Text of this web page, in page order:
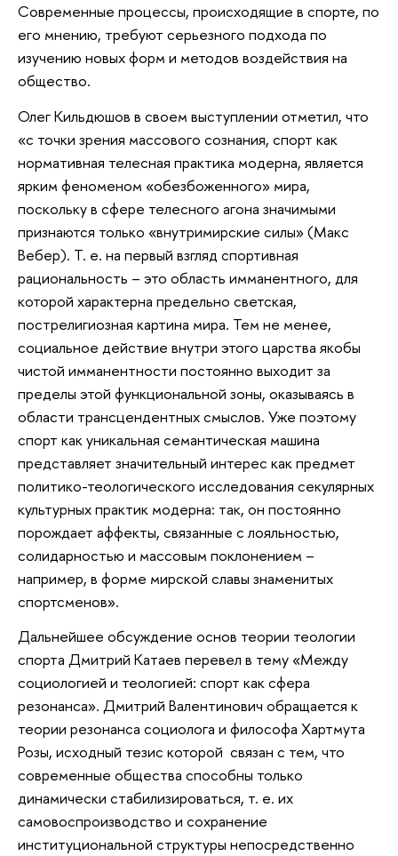
Современные процессы, происходящие в спорте, по
его мнению, требуют серьезного подхода по
изучению новых форм и методов воздействия на
общество.
Олег Кильдюшов в своем выступлении отметил, что
«с точки зрения массового сознания, спорт как
нормативная телесная практика модерна, является
ярким феноменом «обезбоженного» мира,
поскольку в сфере телесного агона значимыми
признаются только «внутримирские силы» (Макс
Вебер). Т. е. на первый взгляд спортивная
рациональность – это область имманентного, для
которой характерна предельно светская,
пострелигиозная картина мира. Тем не менее,
социальное действие внутри этого царства якобы
чистой имманентности постоянно выходит за
пределы этой функциональной зоны, оказываясь в
области трансцендентных смыслов. Уже поэтому
спорт как уникальная семантическая машина
представляет значительный интерес как предмет
политико-теологического исследования секулярных
культурных практик модерна: так, он постоянно
порождает аффекты, связанные с лояльностью,
солидарностью и массовым поклонением –
например, в форме мирской славы знаменитых
спортсменов».
Дальнейшее обсуждение основ теории теологии
спорта Дмитрий Катаев перевел в тему «Между
социологией и теологией: спорт как сфера
резонанса». Дмитрий Валентинович обращается к
теории резонанса социолога и философа Хартмута
Розы, исходный тезис которой связан с тем, что
современные общества способны только
динамически стабилизироваться, т. е. их
самовоспроизводство и сохранение
институциональной структуры непосредственно